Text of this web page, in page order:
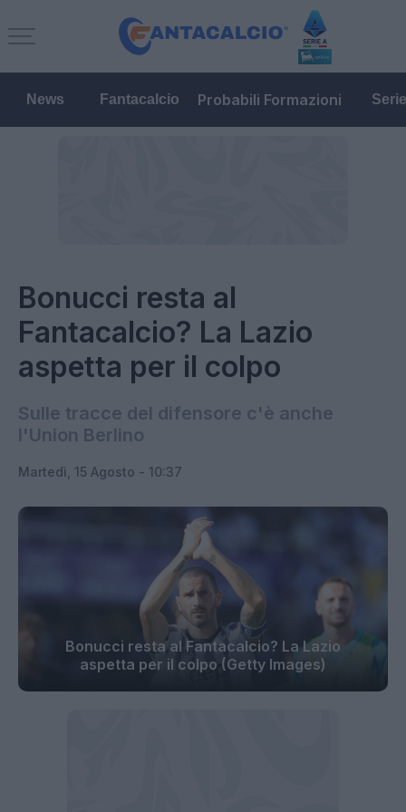
News Fantacalcio Probabili Formazioni
Bonucci resta al
Fantacalcio? La Lazio
aspetta per il colpo
Sulle tracce del difensore c'è anche
l'Union Berlino
Martedì, 15 Agosto - 10:37
Bonucci resta al Fantacalcio? La Lazio
aspetta per il colpo (Getty Images)